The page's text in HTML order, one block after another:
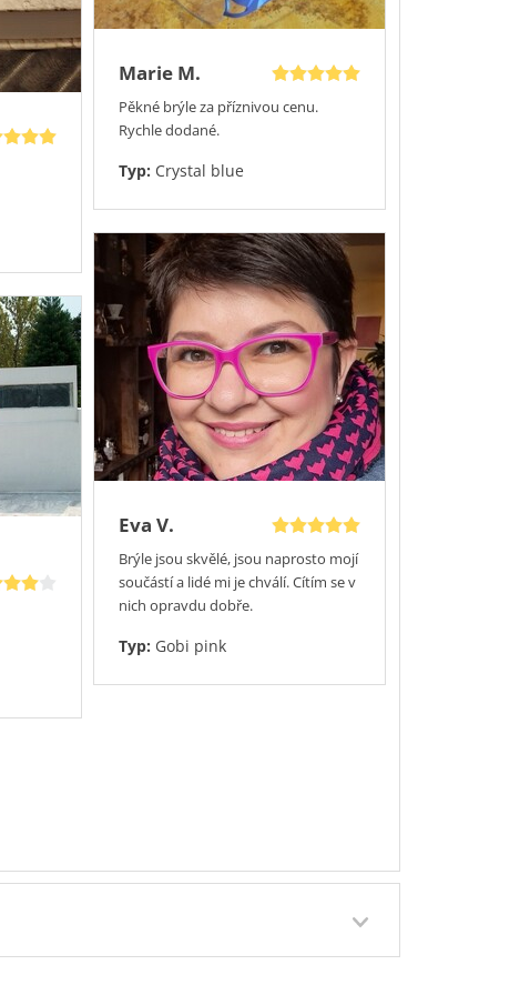
Marie M.
Pěkné brýle za příznivou cenu.
Rychle dodané.
Typ: Crystal blue
Eva V.
Brýle jsou skvělé, jsou naprosto mojí
součástí a lidé mi je chválí. Cítím se v
nich opravdu dobře.
Typ: Gobi pink